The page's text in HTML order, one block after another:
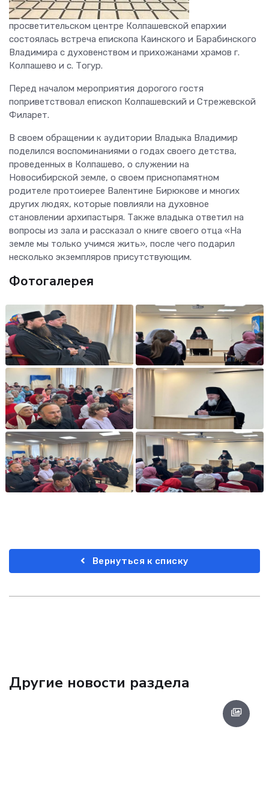
просветительском центре Колпашевской епархии
состоялась встреча епископа Каинского и Барабинского
Владимира с духовенством и прихожанами храмов г.
Колпашево и с. Тогур.
Перед началом мероприятия дорогого гостя
поприветствовал епископ Колпашевский и Стрежевской
Филарет.
В своем обращении к аудитории Владыка Владимир
поделился воспоминаниями о годах своего детства,
проведенных в Колпашево, о служении на
Новосибирской земле, о своем приснопамятном
родителе протоиерее Валентине Бирюкове и многих
других людях, которые повлияли на духовное
становлении архипастыря. Также владыка ответил на
вопросы из зала и рассказал о книге своего отца «На
земле мы только учимся жить», после чего подарил
несколько экземпляров присутствующим.
Фотогалерея
Вернуться к списку
Другие новости раздела